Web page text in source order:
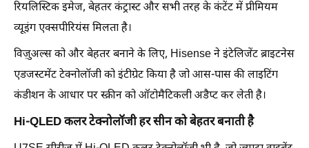
रियलिस्टिक इमेज, बेहतर कंट्रास्ट और सभी तरह के कंटेंट में प्रीमियम
व्यूइंग एक्सपीरियंस मिलता है।
विज़ुअल्स को और बेहतर बनाने के लिए, Hisense ने इंटेलिजेंट ब्राइटनेस
एडजस्टमेंट टेक्नोलॉजी को इंटीग्रेट किया है जो आस-पास की लाइटिंग
कंडीशन के आधार पर स्क्रीन को ऑटोमैटिकली अडैप्ट कर लेती है।
Hi-QLED कलर टेक्नोलॉजी हर सीन को बेहतर बनाती है